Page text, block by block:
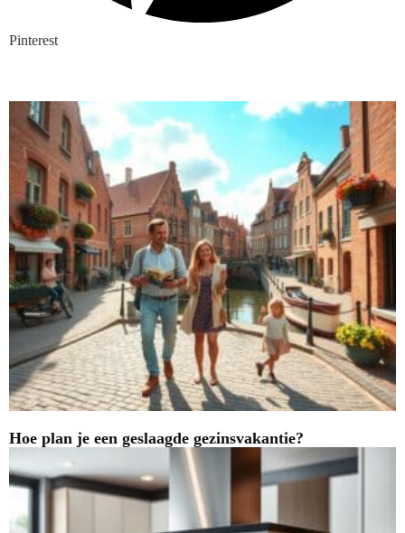
Pinterest
Hoe plan je een geslaagde gezinsvakantie?